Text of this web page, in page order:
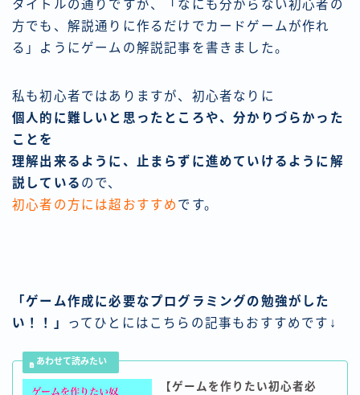
タイトルの通りですが、「なにも分からない初心者の
方でも、解説通りに作るだけでカードゲームが作れ
る」ようにゲームの解説記事を書きました。
私も初心者ではありますが、初心者なりに
個人的に難しいと思ったところや、分かりづらかった
ことを
理解出来るように、止まらずに進めていけるように解
説している ので、
初心者の方には超おすすめ です。
「ゲーム作成に必要なプログラミングの勉強がした
い！！」
ってひとにはこちらの記事もおすすめです↓
【ゲームを作りたい初心者必